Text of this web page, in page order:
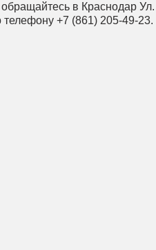
в Краснодар Ул.
телефону +7 (861) 205-49-23.